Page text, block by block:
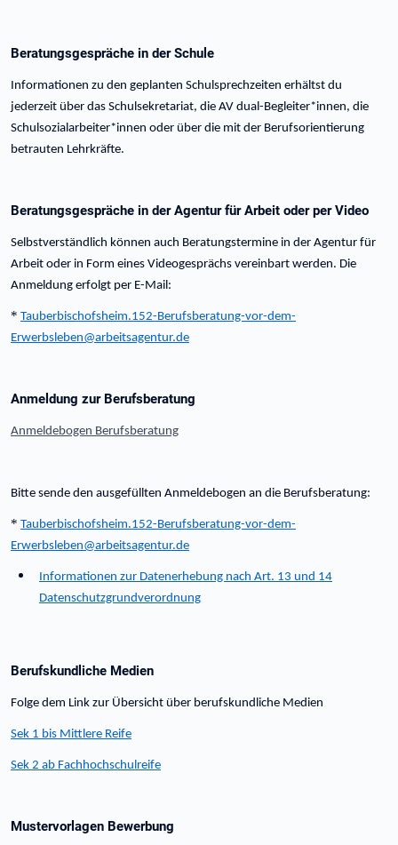
Beratungsgespräche in der Schule
Informationen zu den geplanten Schulsprechzeiten erhältst du
jederzeit über das Schulsekretariat, die AV dual-Begleiter*innen, die
Schulsozialarbeiter*innen oder über die mit der Berufsorientierung
betrauten Lehrkräfte.
Beratungsgespräche in der Agentur für Arbeit oder per Video
Selbstverständlich können auch Beratungstermine in der Agentur für
Arbeit oder in Form eines Videogesprächs vereinbart werden. Die
Anmeldung erfolgt per E-Mail:
* Tauberbischofsheim.152-Berufsberatung-vor-dem-
Erwerbsleben@arbeitsagentur.de
Anmeldung zur Berufsberatung
Anmeldebogen Berufsberatung
Bitte sende den ausgefüllten Anmeldebogen an die Berufsberatung:
* Tauberbischofsheim.152-Berufsberatung-vor-dem-
Erwerbsleben@arbeitsagentur.de
Informationen zur Datenerhebung nach Art. 13 und 14
Datenschutzgrundverordnung
Berufskundliche Medien
Folge dem Link zur Übersicht über berufskundliche Medien
Sek 1 bis Mittlere Reife
Sek 2 ab Fachhochschulreife
Mustervorlagen Bewerbung